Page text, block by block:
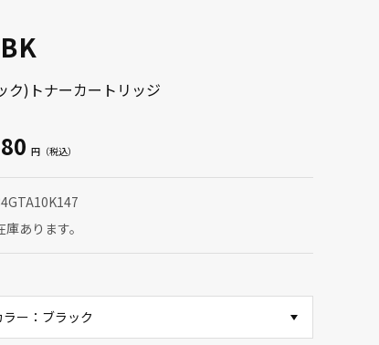
ク)トナーカートリッジ
庫あります。
ー：ブラック